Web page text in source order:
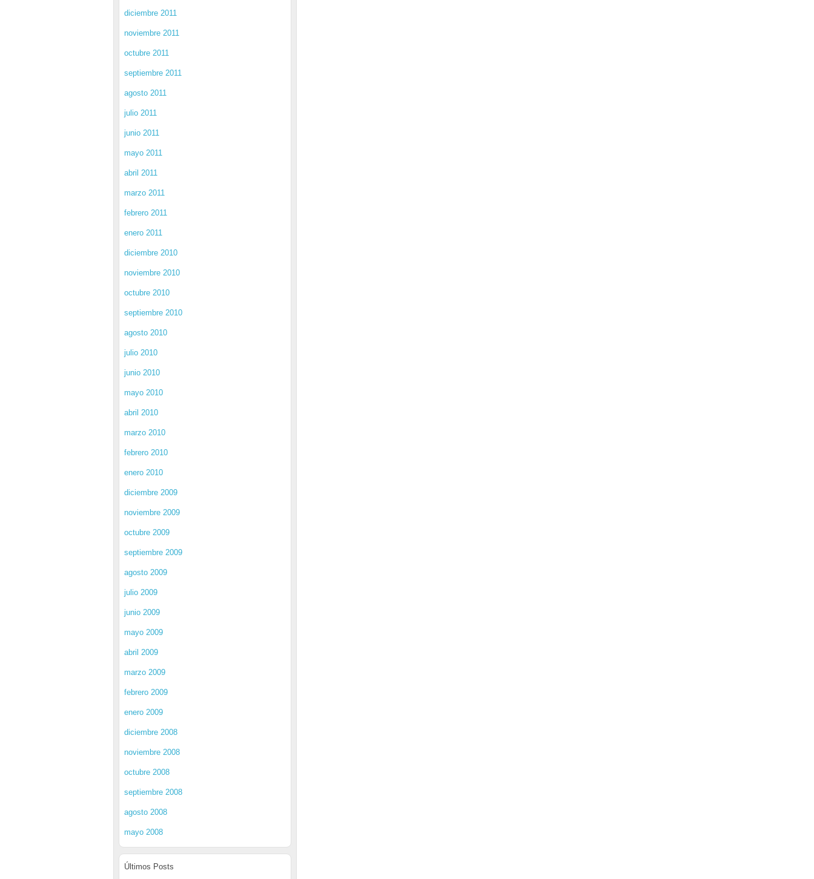
diciembre 2011
noviembre 2011
octubre 2011
septiembre 2011
agosto 2011
julio 2011
junio 2011
mayo 2011
abril 2011
marzo 2011
febrero 2011
enero 2011
diciembre 2010
noviembre 2010
octubre 2010
septiembre 2010
agosto 2010
julio 2010
junio 2010
mayo 2010
abril 2010
marzo 2010
febrero 2010
enero 2010
diciembre 2009
noviembre 2009
octubre 2009
septiembre 2009
agosto 2009
julio 2009
junio 2009
mayo 2009
abril 2009
marzo 2009
febrero 2009
enero 2009
diciembre 2008
noviembre 2008
octubre 2008
septiembre 2008
agosto 2008
mayo 2008
Últimos Posts